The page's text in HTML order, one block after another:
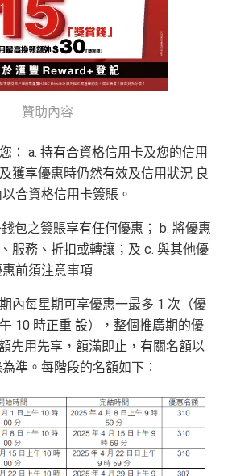
贊助內容
： a. 持有合資格信用卡及您的信用
獲享優惠時仍然有效及信用狀況 良
合資格信用卡簽賬。
包之簽賬享有任何優惠； b. 將優惠
服務、折扣或轉讓；及 c. 與其他優
前須注意事項
內每星期可享優惠一最多 1 次（優
10 時正重 設），整個推廣期的優
先用先享，額滿即止，有關名額以
準。每階段的名額如下︰